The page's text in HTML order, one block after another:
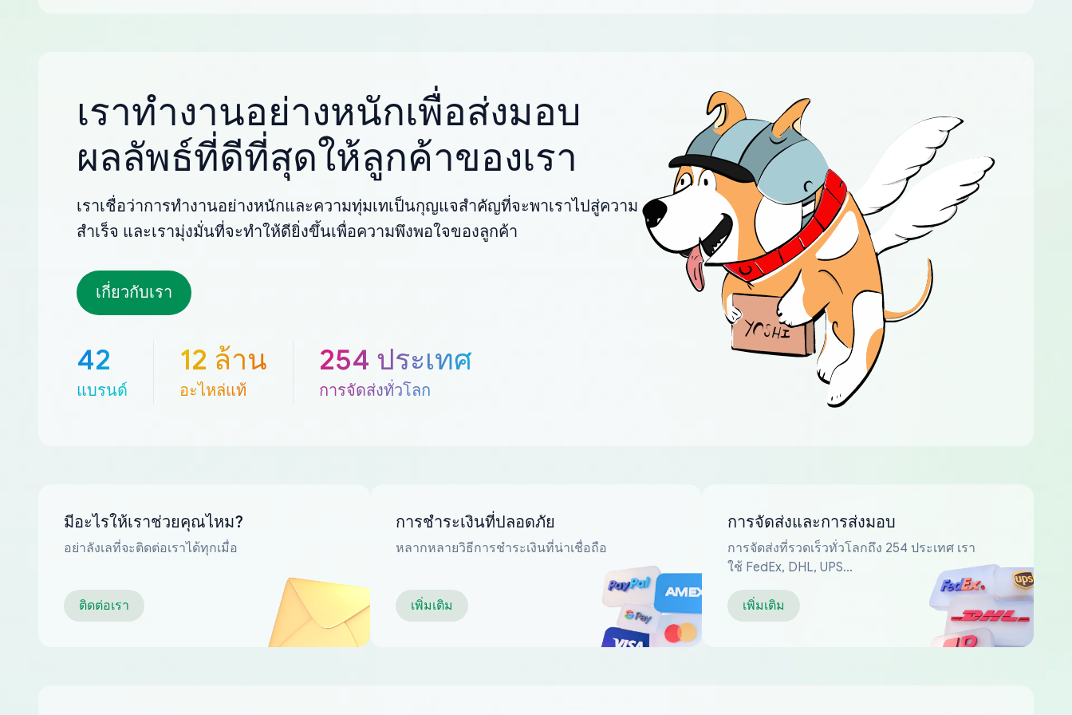
เราทำงานอย่างหนักเพื่อส่งมอบ
ผลลัพธ์ที่ดีที่สุดให้ลูกค้าของเรา
เราเชื่อว่าการทำงานอย่างหนักและความทุ่มเทเป็นกุญแจสำคัญที่จะพาเราไปสู่ความ
สำเร็จ และเรามุ่งมั่นที่จะทำให้ดียิ่งขึ้นเพื่อความพึงพอใจของลูกค้า
เกี่ยวกับเรา
42
แบรนด์
12 ล้าน
อะไหล่แท้
254 ประเทศ
การจัดส่งทั่วโลก
มีอะไรให้เราช่วยคุณไหม?
อย่าลังเลที่จะติดต่อเราได้ทุกเมื่อ
ติดต่อเรา
การชำระเงินที่ปลอดภัย
หลากหลายวิธีการชำระเงินที่น่าเชื่อถือ
เพิ่มเติม
การจัดส่งและการส่งมอบ
การจัดส่งที่รวดเร็วทั่วโลกถึง 254 ประเทศ เรา
ใช้ FedEx, DHL, UPS...
เพิ่มเติม